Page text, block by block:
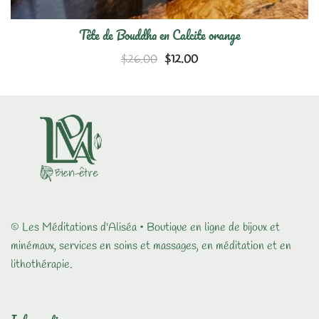
Tête de Bouddha en Calcite orange
$26.00 Le
$12.00Le
© Les Méditations d'Aliséa • Boutique en ligne de bijoux et
minémaux, services en soins et massages, en méditation et en
lithothérapie.